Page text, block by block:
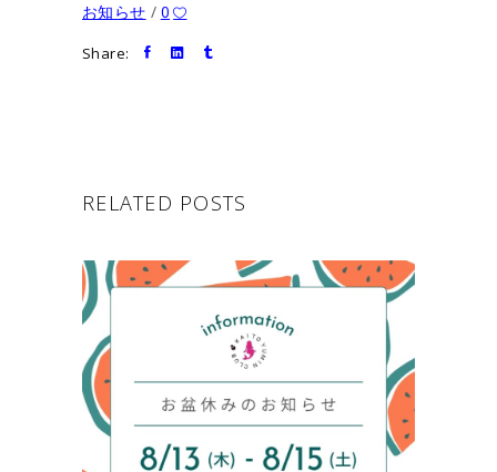
お知らせ
0
Share:
RELATED POSTS